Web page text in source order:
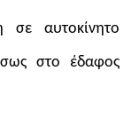
σε αυτοκίνητο
στο έδαφος